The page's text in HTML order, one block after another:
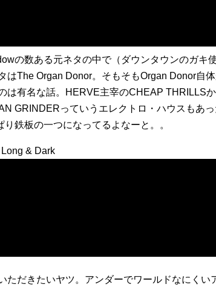
の数ある元ネタの中で（ダウンタウンのガキ
はThe Organ Donor。そもそもOrgan Donor自
は有名な話。HERVE主宰のCHEAP THRILLS
GRINDERっていうエレクトロ・ハウスもあ
り鉄板の一つになってるよなーと。。
& Dark
ただきたいヤツ。アンダーでワールドなにく